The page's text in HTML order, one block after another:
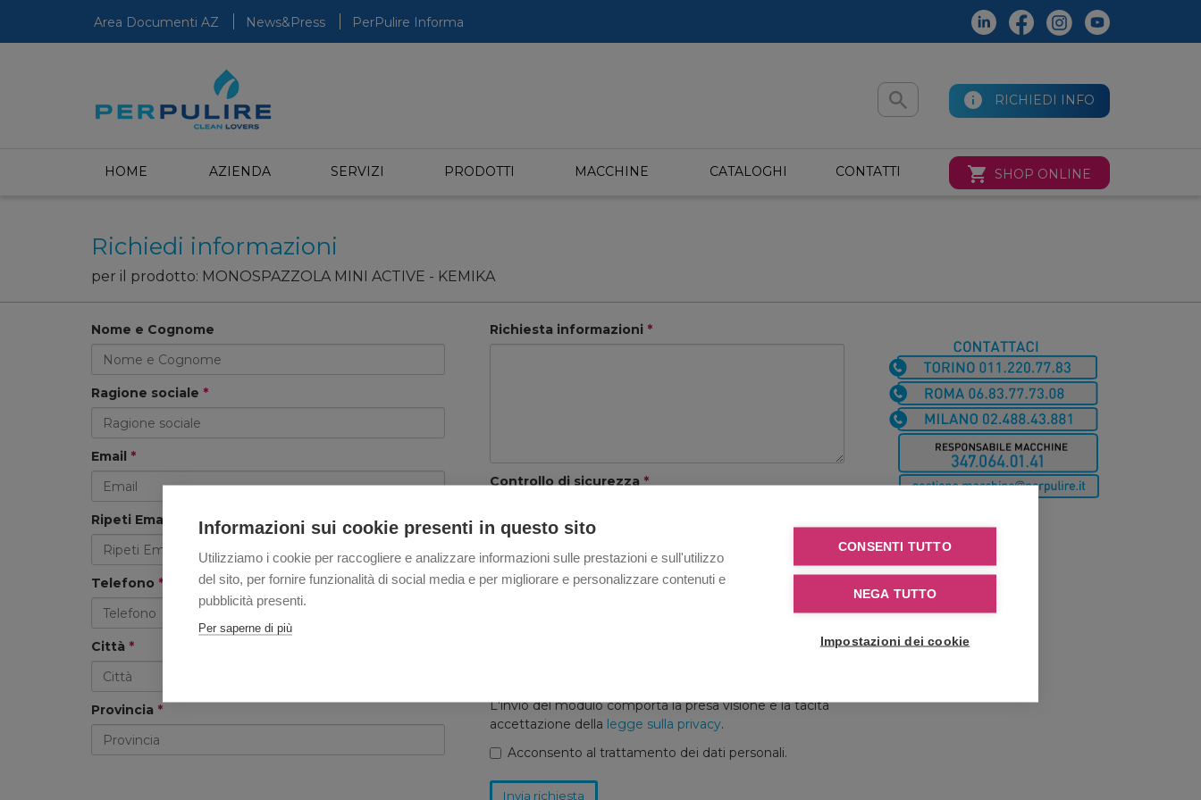
Informazioni sui cookie presenti in questo sito
Utilizziamo i cookie per raccogliere e analizzare informazioni sulle prestazioni e sull'utilizzo
del sito, per fornire funzionalità di social media e per migliorare e personalizzare contenuti e
pubblicità presenti.
Per saperne di più
CONSENTI TUTTO
NEGA TUTTO
Impostazioni dei cookie
Area Documenti AZ News&Press PerPulire Informa
Cerca
nel
RICHIEDI INFO
HOME AZIENDA SERVIZI PRODOTTI MACCHINE CATALOGHI CONTATTI SHOP ONLINE
Richiedi informazioni
per il prodotto: MONOSPAZZOLA MINI ACTIVE - KEMIKA
Nome e Cognome
Ragione sociale *
Email *
Ripeti Email
Telefono *
Città *
Provincia *
Richiesta informazioni *
Controllo di sicurezza*
L'invio del modulo comporta la presa visione e la tacita
accettazione della legge sulla privacy.
Acconsento al trattamento dei dati personali.
Invia richiesta